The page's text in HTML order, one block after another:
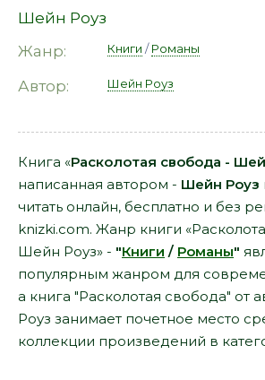
Шейн Роуз
Жанр:
Книги /Романы
Автор: Шейн Роуз
Книга «Расколотая свобода -
написанная автором - Шейн Роуз
читать онлайн, бесплатно и без
knizki.com. Жанр книги
Шейн Роуз» - "Книги / Романы"
популярным жанром для
а книга "Расколотая свобода" от
Роуз занимает почетное место
коллекции произведений в